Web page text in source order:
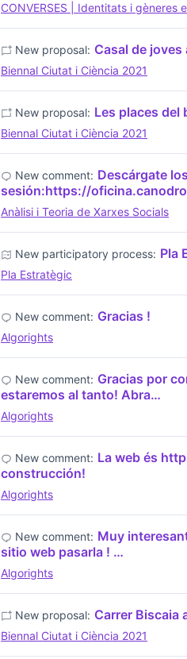
CONVERSES | Identitats i gèneres
New proposal: Casal de
Biennal Ciutat i Ciència 2021
New proposal: Les places del
Biennal Ciutat i Ciència 2021
New comment: Descárgate
sesión:https://
Anàlisi i Teoria de Xarxes Socials
New participatory process: Pla
Pla Estratègic
New comment: Gracias !
Algorights
New comment: Gracias por
estaremos al tanto! Abra…
Algorights
New comment: La web és
construcción!
Algorights
New comment: Muy
sitio web pasarla ! …
Algorights
New proposal: Carrer Biscaia
Biennal Ciutat i Ciència 2021